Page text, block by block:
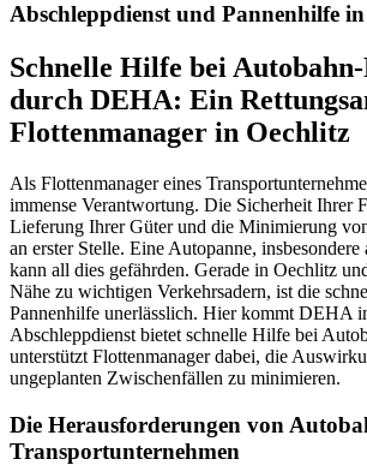
Abschleppdienst und Pannenhilfe
Schnelle Hilfe bei
durch DEHA: Ein
Flottenmanager in Oechlitz
Als Flottenmanager eines
immense Verantwortung. Die Sicherheit Ihrer
Lieferung Ihrer Güter und die Minimierung
an erster Stelle. Eine Autopanne,
kann all dies gefährden. Gerade in Oechlitz
Nähe zu wichtigen Verkehrsadern, ist die
Pannenhilfe unerlässlich. Hier kommt DEHA
Abschleppdienst bietet schnelle Hilfe bei
unterstützt Flottenmanager dabei, die
ungeplanten Zwischenfällen zu minimieren.
Die Herausforderungen von
Transportunternehmen